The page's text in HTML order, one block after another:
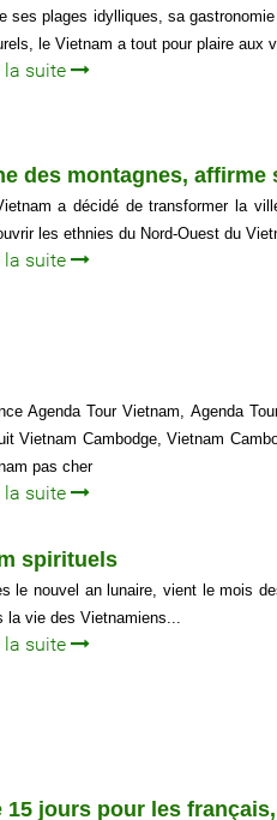
ses plages idylliques, sa
le Vietnam a tout pour plaire aux
la suite
des montagnes, affirme
a décidé de transformer la
les ethnies du Nord-Ouest du
la suite
Agenda Tour Vietnam, Agenda
Vietnam Cambodge, Vietnam
pas cher
la suite
spirituels
le nouvel an lunaire, vient le mois
la vie des Vietnamiens...
la suite
15 jours pour les